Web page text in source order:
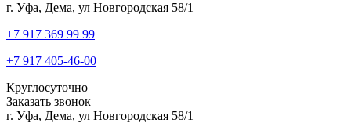
г. Уфа, Дема, ул Новгородская 58/1
‎+7 917 369 99 99
+7 917 405-46-00
Круглосуточно
Заказать звонок
г. Уфа, Дема, ул Новгородская 58/1